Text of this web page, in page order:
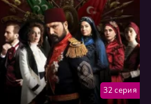
32 серия